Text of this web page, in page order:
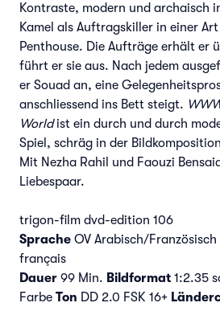
Kontraste, modern und archaisch
Kamel als Auftragskiller in einer
Penthouse. Die Aufträge erhält er
führt er sie aus. Nach jedem
er Souad an, eine
anschliessend ins Bett steigt.
Worldist ein durch und durch
Spiel, schräg in der
Mit Nezha Rahil und Faouzi
Liebespaar.
trigon-film dvd-edition 106
Sprache OV Arabisch/Französisch
français
Dauer 99 Min. Bildformat 1:2.35
Farbe Ton DD 2.0 FSK 16+